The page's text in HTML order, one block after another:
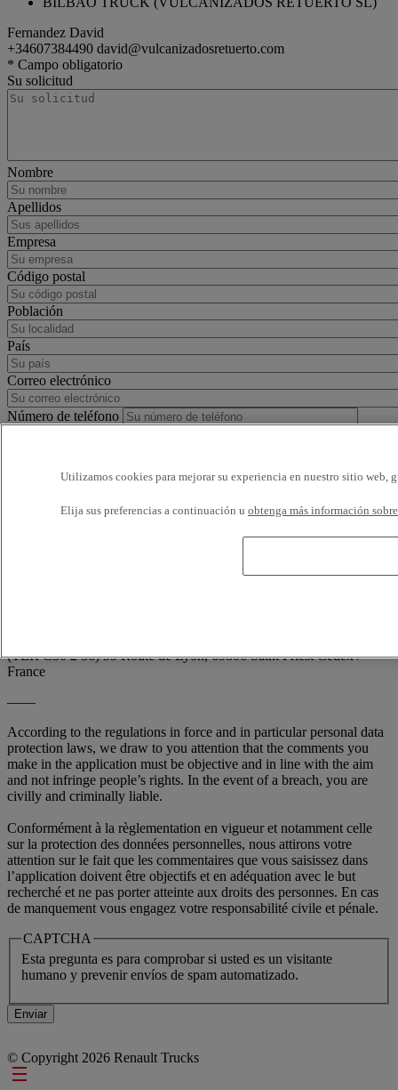
Fernandez David
+34607384490 david@vulcanizadosretuerto.com
tractor
Renault Trucks T
* Campo obligatorio
Su solicitud
Nombre
Apellidos
Empresa
Código postal
Población
País
Correo electrónico
Número de teléfono
red, con encuestas o información relativa a los productos y servicios
Conforme a la demanda de la CNIL (artículo 34 de la ley francesa
(TER C50 2 56) 99 Route de Lyon, 69806 Saint Priest Cedex /
France
——
According to the regulations in force and in particular personal data
protection laws, we draw to you attention that the comments you
make in the application must be objective and in line with the aim
and not infringe people’s rights. In the event of a breach, you are
civilly and criminally liable.
Conformément à la règlementation en vigueur et notamment celle
sur la protection des données personnelles, nous attirons votre
attention sur le fait que les commentaires que vous saisissez dans
l’application doivent être objectifs et en adéquation avec le but
recherché et ne pas porter atteinte aux droits des personnes. En cas
de manquement vous engagez votre responsabilité civile et pénale.
CAPTCHA
Esta pregunta es para comprobar si usted es un visitante
humano y prevenir envíos de spam automatizado.
© Copyright 2026 Renault Trucks
Footer
Utilizamos cookies para mejorar su experiencia en nuestro sitio web,
Elija sus preferencias a continuación u obtenga más información